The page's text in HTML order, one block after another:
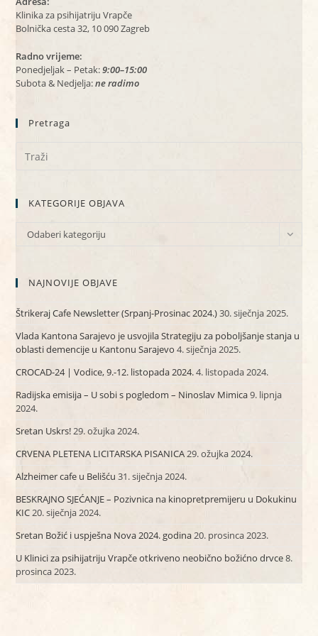
Klinika za psihijatriju Vrapče
Bolnička cesta 32, 10 090 Zagreb
Radno vrijeme:
Ponedjeljak – Petak:9:00–15:00
Subota & Nedjelja:ne radimo
Pretraga
KATEGORIJE OBJAVA
KATEGORIJE
Odaberi kategoriju
NAJNOVIJE OBJAVE
Štrikeraj Cafe Newsletter (Srpanj-Prosinac 2024.)30. siječnja 2025.
Vlada Kantona Sarajevo je usvojila Strategiju za poboljšanje stanja u
oblasti demencije u Kantonu Sarajevo 4. siječnja 2025.
CROCAD-24 | Vodice, 9.-12. listopada 2024.4. listopada 2024.
Radijska emisija – U sobi s pogledom – Ninoslav Mimica9. lipnja
2024.
Sretan Uskrs!29. ožujka 2024.
CRVENA PLETENA LICITARSKA PISANICA29. ožujka 2024.
Alzheimer cafe u Belišću 31. siječnja 2024.
BESKRAJNO SJEĆANJE – Pozivnica na kinopretpremijeru u Dokukinu
KIC20. siječnja 2024.
Sretan Božić i uspješna Nova 2024. godina20. prosinca 2023.
U Klinici za psihijatriju Vrapče otkriveno neobično božićno drvce8.
prosinca 2023.